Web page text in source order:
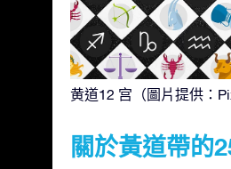
黄道12 宫（圖片提供：
關於黃道帶的